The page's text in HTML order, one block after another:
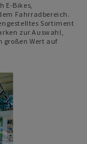
E-Bikes,
Fahrradbereich.
Sortiment
zur Auswahl,
großen Wert auf